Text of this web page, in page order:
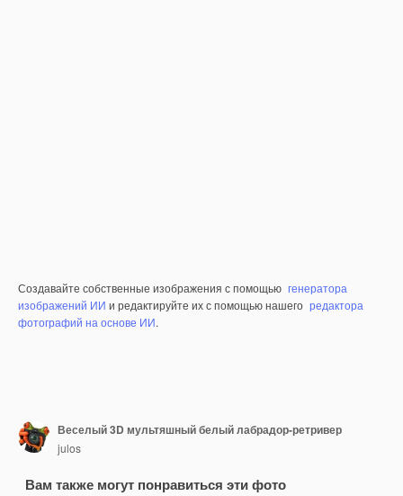
Создавайте собственные изображения с помощью генератора
изображений ИИ и редактируйте их с помощью нашего редактора
фотографий на основе ИИ.
Веселый 3D мультяшный белый лабрадор-ретривер
julos
Вам также могут понравиться эти фото